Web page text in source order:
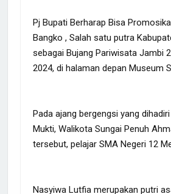
Pj Bupati Berharap Bisa
Bangko , Salah satu putra
sebagai Bujang Pariwisata Jambi
2024, di halaman depan Museum
Pada ajang bergengsi yang
Mukti, Walikota Sungai Penuh
tersebut, pelajar SMA Negeri 12
Nasyiwa Lutfia merupakan putri